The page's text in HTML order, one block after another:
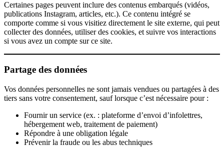
Certaines pages peuvent inclure des contenus embarqués (vidéos,
publications Instagram, articles, etc.). Ce contenu intégré se
comporte comme si vous visitiez directement le site externe, qui peut
collecter des données, utiliser des cookies, et suivre vos interactions
si vous avez un compte sur ce site.
Partage des données
Vos données personnelles ne sont jamais vendues ou partagées à des
tiers sans votre consentement, sauf lorsque c’est nécessaire pour :
Fournir un service (ex. : plateforme d’envoi d’infolettres,
hébergement web, traitement de paiement)
Répondre à une obligation légale
Prévenir la fraude ou les abus techniques